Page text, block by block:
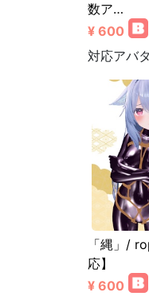
数ア…
¥ 600
対応アバ
「縄」/
応】
¥ 600